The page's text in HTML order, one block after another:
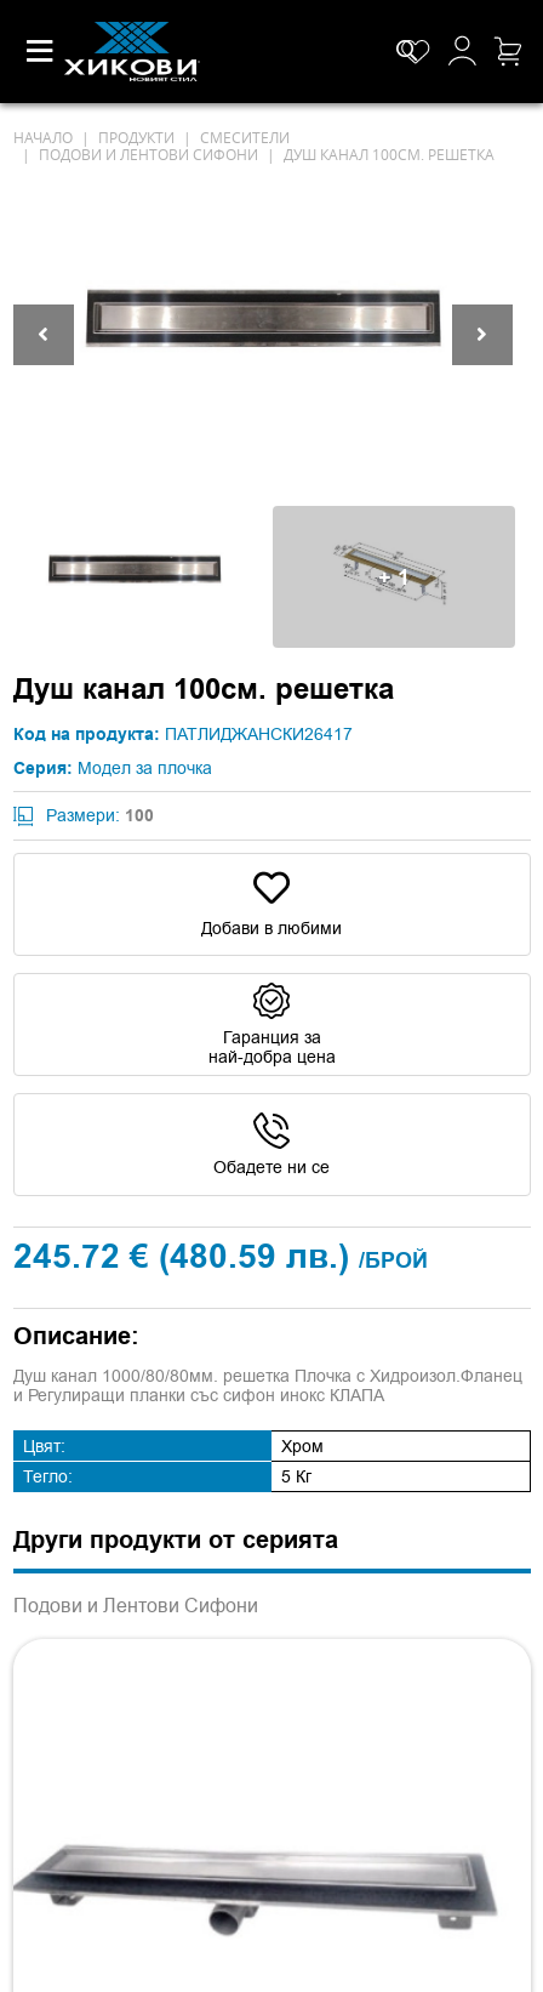
НАЧАЛО ПРОДУКТИ
СМЕСИТЕЛИ
ПОДОВИ И ЛЕНТОВИ СИФОНИ
ДУШ КАНАЛ 100СМ. РЕШЕТКА
+ 1
Душ канал 100см. решетка
Код на продукта: ПАТЛИДЖАНСКИ26417
Серия: Модел за плочка
Размери: 100
Добави в любими
Гаранция за
най-добра цена
Обадете ни се
245.72 € (480.59 лв.) /БРОЙ
Описание:
Душ канал 1000/80/80мм. решетка Плочка с Хидроизол.Фланец
и Регулиращи планки със сифон инокс КЛАПА
Цвят:
Хром
Тегло:
5 Кг
Други продукти от серията
Подови и Лентови Сифони